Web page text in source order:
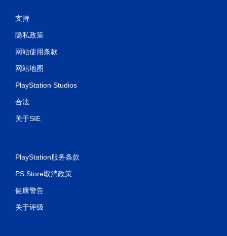
支持
隐私政策
网站使用条款
网站地图
PlayStation Studios
合法
关于SIE
PlayStation服务条款
PS Store取消政策
健康警告
关于评级